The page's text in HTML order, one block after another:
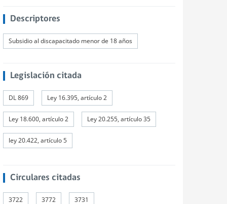
Descriptores
Subsidio al discapacitado menor de 18 años
Legislación citada
DL 869 Ley 16.395, artículo 2
Ley 18.600, artículo 2 Ley 20.255, artículo 35
ley 20.422, artículo 5
Circulares citadas
3722 3772 3731